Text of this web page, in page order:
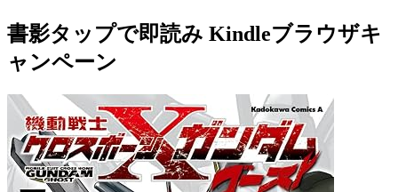
書影タップで即読み Kindleブラウザキ
ャンペーン